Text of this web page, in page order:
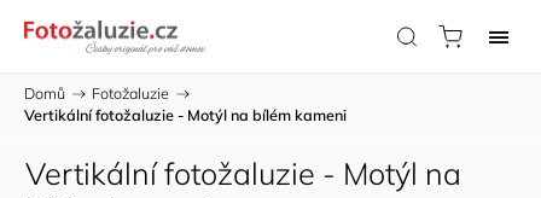
Domů / Fotožaluzie /
Vertikální fotožaluzie - Motýl na bílém kameni
Vertikální fotožaluzie - Motýl na